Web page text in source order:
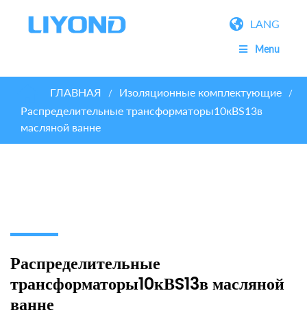
LANG
Menu
ГЛАВНАЯ / Изоляционные комплектующие /
Распределительные трансформаторы10кВS13в
масляной ванне
Распределительные
трансформаторы10кВS13в масляной
ванне